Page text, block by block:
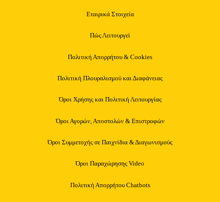
Εταιρικά Στοιχεία
Πώς Λειτουργεί
Πολιτική Απορρήτου & Cookies
Πολιτική Πλουραλισμού και Διαφάνειας
Όροι Χρήσης και Πολιτική Λειτουργίας
Όροι Αγορών, Αποστολών & Επιστροφών
Όροι Συμμετοχής σε Παιχνίδια & Διαγωνισμούς
Όροι Παραχώρησης Video
Πολιτική Απορρήτου Chatbots